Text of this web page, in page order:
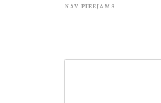
NAV PIEEJAMS